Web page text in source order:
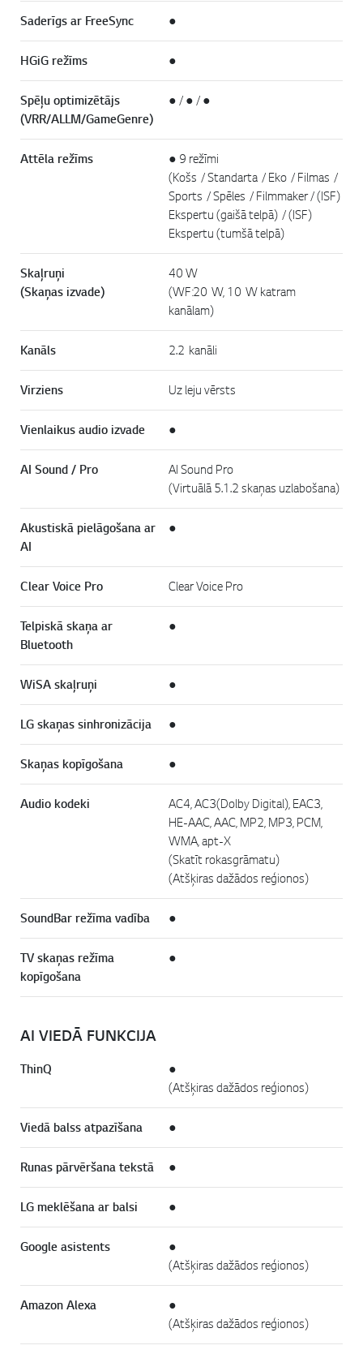
Saderīgs ar FreeSync ●
HGiG režīms ●
Spēļu optimizētājs
(VRR/ALLM/GameGenre)
● / ● / ●
Attēla režīms
● 9 režīmi
(Košs / Standarta / Eko / Filmas /
Sports / Spēles / Filmmaker / (ISF)
Ekspertu (gaišā telpā) / (ISF)
Ekspertu (tumšā telpā)
Skaļruņi
(Skaņas izvade)
40 W
(WF:20 W, 10 W katram
kanālam)
Kanāls 2.2 kanāli
Virziens Uz leju vērsts
Vienlaikus audio izvade ●
AI Sound / Pro
AI Sound Pro
(Virtuālā 5.1.2 skaņas uzlabošana)
Akustiskā pielāgošana ar
AI
●
Clear Voice Pro Clear Voice Pro
Telpiskā skaņa ar
Bluetooth
●
WiSA skaļruņi ●
LG skaņas sinhronizācija ●
Skaņas kopīgošana ●
Audio kodeki
AC4, AC3(Dolby Digital), EAC3,
HE-AAC, AAC, MP2, MP3, PCM,
WMA, apt-X
(Skatīt rokasgrāmatu)
(Atšķiras dažādos reģionos)
SoundBar režīma vadība ●
TV skaņas režīma
kopīgošana
●
AI VIEDĀ FUNKCIJA
ThinQ
●
(Atšķiras dažādos reģionos)
Viedā balss atpazīšana ●
Runas pārvēršana tekstā ●
LG meklēšana ar balsi ●
Google asistents
●
(Atšķiras dažādos reģionos)
Amazon Alexa
●
(Atšķiras dažādos reģionos)